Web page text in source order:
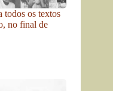
todos os textos
no final de